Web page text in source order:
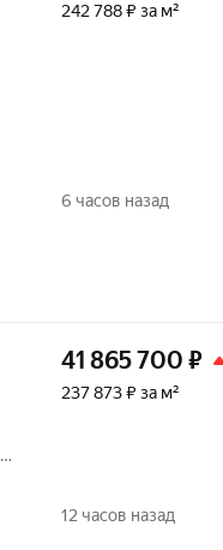
242 788 ₽ за м²
6 часов назад
41 865 700 ₽
237 873 ₽ за м²
12 часов назад